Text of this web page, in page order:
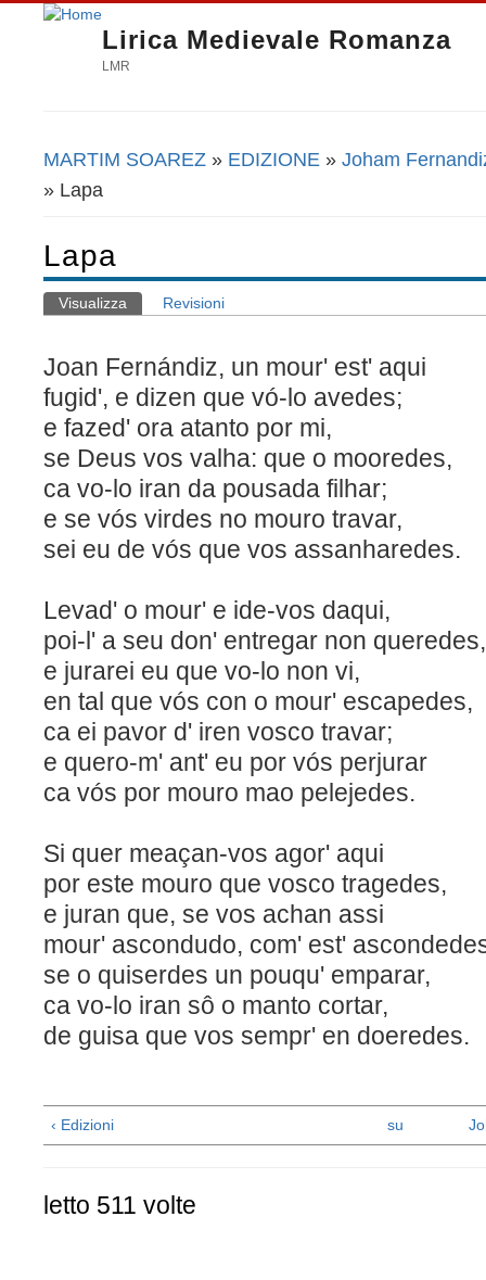
Lirica Medievale Romanza
LMR
Tu sei qui
MARTIM SOAREZ » EDIZIONE » Joham
» Lapa
Lapa
Schede primarie
Visualizza (scheda attiva)
Revisioni
Joan Fernándiz, un mour' est' aqui
fugid', e dizen que vó-lo avedes;
e fazed' ora atanto por mi,
se Deus vos valha: que o mooredes,
ca vo-lo iran da pousada
e se vós virdes no mouro travar,
sei eu de vós que vos assanharedes.
Levad' o mour' e ide-vos daqui,
poi-l' a seu don' entregar non queredes,
e jurarei eu que vo-lo
en tal que vós con o mour' escapedes,
ca ei pavor d' iren vosco travar;
e quero-m' ant' eu por vós perjurar
ca vós por mouro mao pelejedes.
Si quer meaçan-vos
por este mouro que vosco tragedes,
e juran que, se vos achan assi
mour' ascondudo, com' est'
se o quiserdes un pouqu' emparar,
ca vo-lo iran sô o manto
de guisa que vos sempr' en doeredes.
‹ Edizioni su
letto 511 volte